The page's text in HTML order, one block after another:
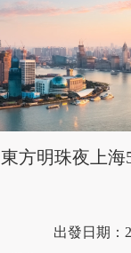
東方明珠夜上海